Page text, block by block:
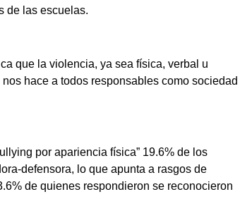
de las escuelas.
que la violencia, ya sea física, verbal u
hace a todos responsables como sociedad
por apariencia física” 19.6% de los
defensora, lo que apunta a rasgos de
de quienes respondieron se reconocieron